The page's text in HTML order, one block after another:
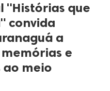
"Histórias que
convida
a
e
ao meio